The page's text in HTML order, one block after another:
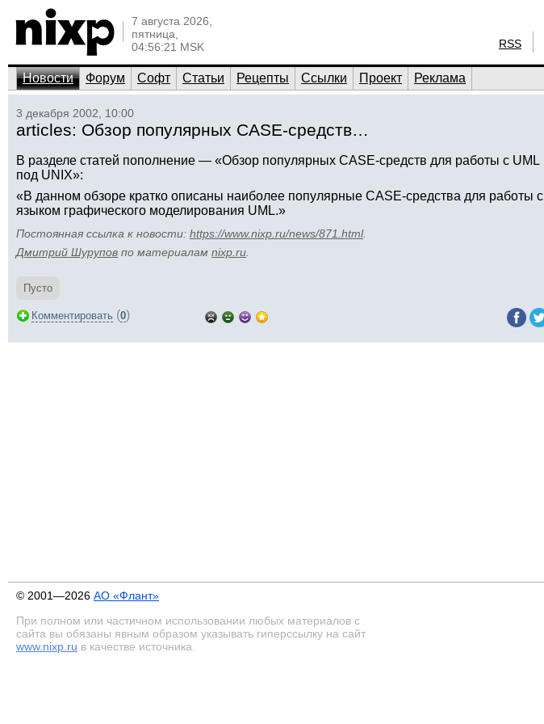
7 августа 2026,
пятница,
04:56:21 MSK
RSS
Новости Форум Софт Статьи Рецепты Ссылки Проект Реклама
3 декабря 2002, 10:00
articles: Обзор популярных CASE-средств…
В разделе статей пополнение — «Обзор популярных CASE-средств для работы с UML
под UNIX»:
«В данном обзоре кратко описаны наиболее популярные CASE-средства для работы с
языком графического моделирования UML.»
Постоянная ссылка к новости: https://www.nixp.ru/news/871.html.
Дмитрий Шурупов по материалам nixp.ru
Пусто
Комментировать (0)
© 2001—2026 АО «Флант»
При полном или частичном использовании любых материалов с
сайта вы обязаны явным образом указывать гиперссылку на сайт
www.nixp.ru в качестве источника.